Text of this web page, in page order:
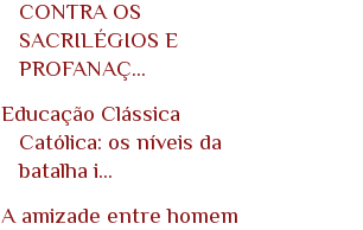
CONTRA OS
SACRILÉGIOS E
PROFANAÇ...
Educação Clássica
Católica: os níveis da
batalha i...
A amizade entre homem